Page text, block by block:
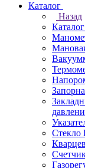
Каталог
Назад
Каталог
Стекло